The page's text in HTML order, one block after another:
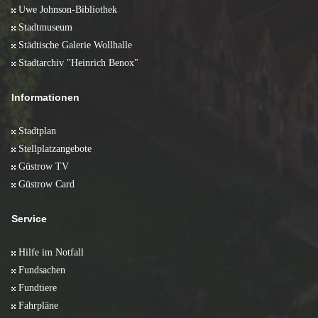
Uwe Johnson-Bibliothek
Stadtmuseum
Städtische Galerie Wollhalle
Stadtarchiv "Heinrich Benox"
Informationen
Stadtplan
Stellplatzangebote
Güstrow TV
Güstrow Card
Service
Hilfe im Notfall
Fundsachen
Fundtiere
Fahrpläne